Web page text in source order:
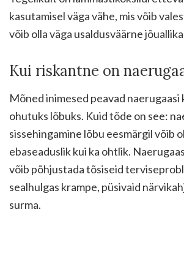
kasutamisel väga vähe, mis võib
võib olla väga usaldusväärne
Kui riskantne on
Mõned inimesed peavad naerugaasi
ohutuks lõbuks. Kuid tõde on see:
sissehingamine lõbu eesmärgil võib
ebaseaduslik kui ka ohtlik.
võib põhjustada tõsiseid
sealhulgas krampe, püsivaid
surma.